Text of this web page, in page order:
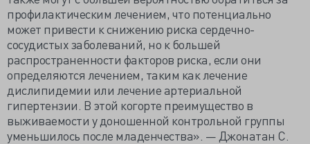
профилактическим лечением, что потенциально
может привести к снижению риска сердечно-
сосудистых заболеваний, но к большей
распространенности факторов риска, если они
определяются лечением, таким как лечение
дислипидемии или лечение артериальной
гипертензии. В этой когорте преимущество в
выживаемости у доношенной контрольной группы
уменьшилось после младенчества». — Джонатан С.